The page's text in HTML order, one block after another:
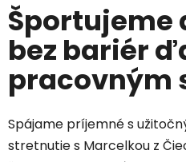
Športujeme
bez bariér
pracovným
Spájame príjemné s
stretnutie s Marcelkou z